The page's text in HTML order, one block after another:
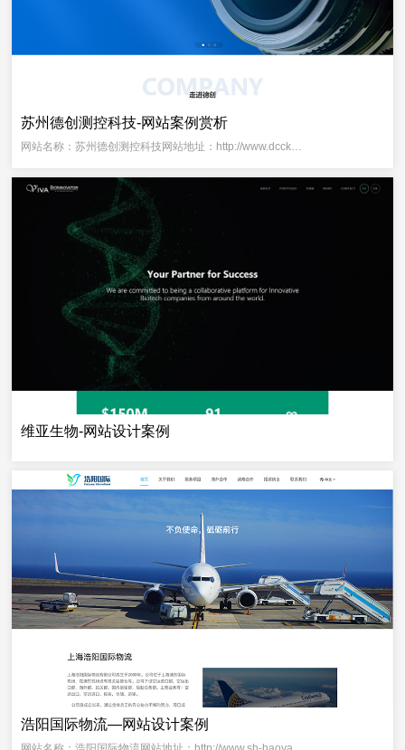
苏州德创测控科技-网站案例赏析
网站名称：苏州德创测控科技网站地址：http://www.dcck…
维亚生物-网站设计案例
浩阳国际物流—网站设计案例